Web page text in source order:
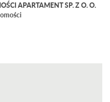
APARTAMENT SP. Z O. O.